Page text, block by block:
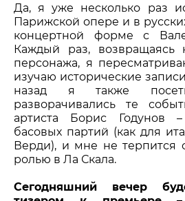
Да, я уже несколько раз
Парижской опере и в
концертной форме с
Каждый раз, возвращаясь
персонажа, я
изучаю исторические
назад я также
разворачивались те
артиста Борис Годунов
басовых партий (как для
Верди), и мне не терпится
ролью в Ла Скала.
Сегодняшний вечер